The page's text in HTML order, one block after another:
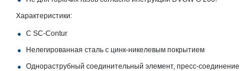
Характеристики:
С SC‑Contur
Нелегированная сталь с цинк-никелевым покрытием
Однораструбный соединительный элемент, пресс-соединение